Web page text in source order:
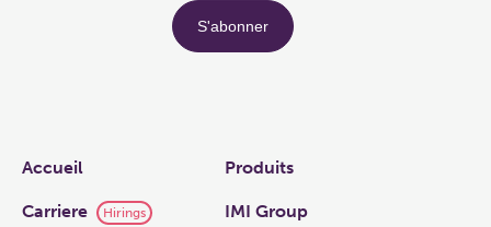
Links
Accueil Produits
Carriere Hirings IMI Group